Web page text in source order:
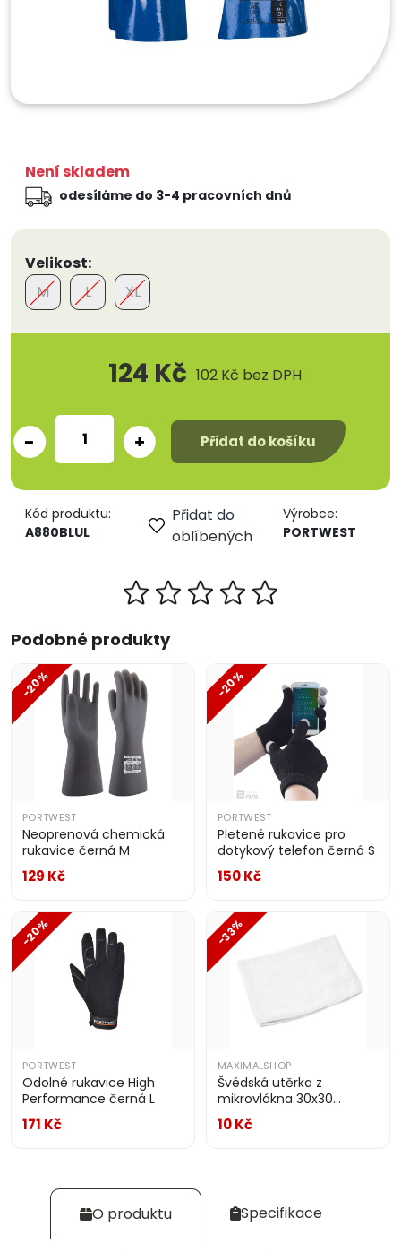
Není skladem
odesíláme do 3-4 pracovních dnů
Velikost:
M
L XL
124 Kč 102 Kč bez DPH
- + Přidat do košíku
Kód produktu:
A880BLUL
Přidat do
oblíbených
Výrobce:
PORTWEST
Podobné produkty
-20%
PORTWEST
Neoprenová chemická
rukavice černá M
129 Kč
-20%
PORTWEST
Pletené rukavice pro
dotykový telefon černá S
150 Kč
-20%
PORTWEST
Odolné rukavice High
Performance černá L
171 Kč
-33%
MAXIMALSHOP
Švédská utěrka z
mikrovlákna 30x30
DYKENO
10 Kč
O produktu Specifikace